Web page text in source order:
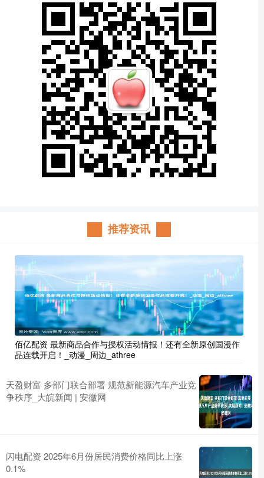
推荐资讯
佰亿配资 最新商品合作与授权活动情报！还有全新原创国漫作
品连载开启！_动漫_周边_athree
天盈财富 多部门联合部署 规范新能源汽车产业竞
争秩序_大皖新闻 | 安徽网
闪电配资 2025年6月份居民消费价格同比上涨
0.1%